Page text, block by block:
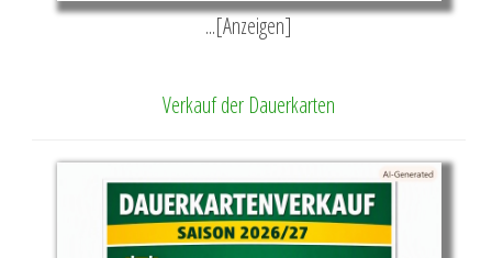
...[Anzeigen]
Verkauf der Dauerkarten